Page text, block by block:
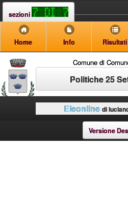
sezioni
Home Info Risultati
Comune di
Politiche 25
Eleonline di
Versione